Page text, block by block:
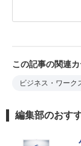
この記事の関連カ
ビジネス・ワーク
編集部のおす